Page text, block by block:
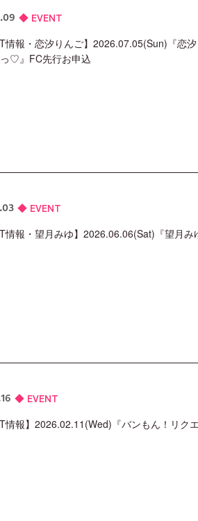
EVENT
情報・恋汐りんご】2026.07.05(Sun)『
♡』FC先行お申込
EVENT
情報・望月みゆ】2026.06.06(Sat)『望月
EVENT
情報】2026.02.11(Wed)『バンもん！リ